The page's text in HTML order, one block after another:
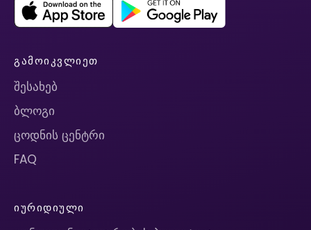
ᲒᲐᲛᲝᲘᲙᲕᲚᲘᲔᲗ
შესახებ
ბლოგი
ცოდნის ცენტრი
FAQ
ᲘᲣᲠᲘᲓᲘᲣᲚᲘ